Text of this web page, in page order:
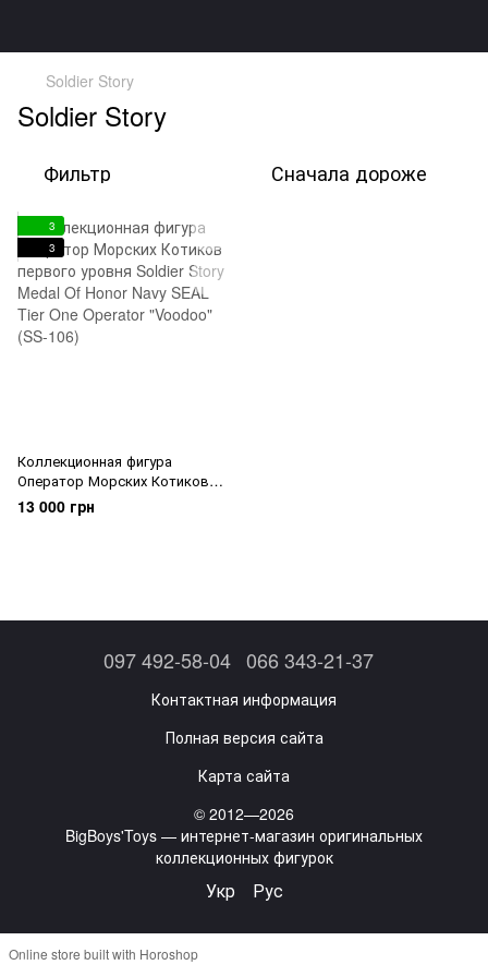
Soldier Story
Soldier Story
Фильтр Сначала дороже
3
3
Коллекционная фигура
Оператор Морских Котиков
первого уровня Soldier Story
Medal Of Honor Navy SEAL Tier
13 000 грн
097 492-58-04 066 343-21-37
Контактная информация
Полная версия сайта
Карта сайта
© 2012—2026
BigBoys'Toys — интернет-магазин оригинальных
коллекционных фигурок
Укр Рус
Online store built with Horoshop